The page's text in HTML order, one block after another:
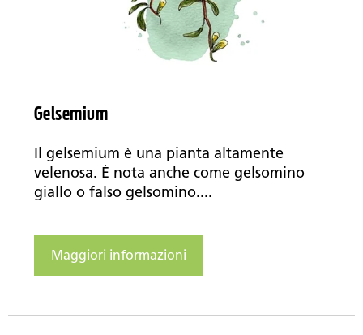
Gelsemium
Il gelsemium è una pianta altamente
velenosa. È nota anche come gelsomino
giallo o falso gelsomino....
Maggiori informazioni